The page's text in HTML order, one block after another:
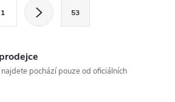
1 53
pochází pouze od oficiálních